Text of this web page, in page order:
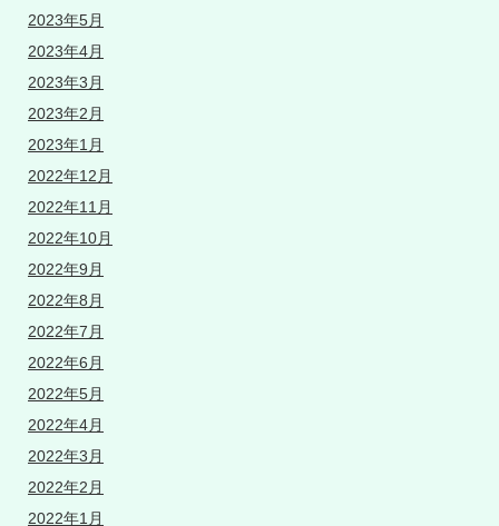
2023年5月
2023年4月
2023年3月
2023年2月
2023年1月
2022年12月
2022年11月
2022年10月
2022年9月
2022年8月
2022年7月
2022年6月
2022年5月
2022年4月
2022年3月
2022年2月
2022年1月